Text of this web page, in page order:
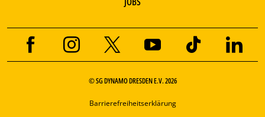
© SG DYNAMO DRESDEN E.V. 2026
Barrierefreiheitserklärung